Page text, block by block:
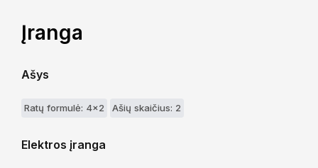
Įranga
Ašys
Ratų formulė: 4x2 Ašių skaičius: 2
Elektros įranga